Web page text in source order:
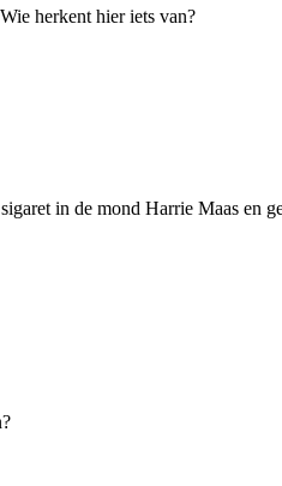
herkent hier iets van?
in de mond Harrie Maas en